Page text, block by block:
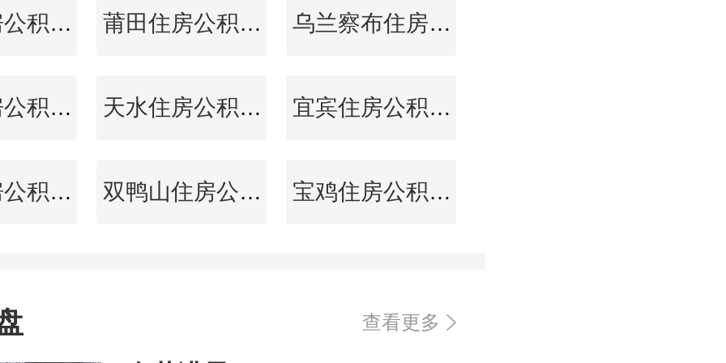
海口住房公积金查询 莆田住房公积金查询 乌兰察布住房公积金查询
泰州住房公积金查询 天水住房公积金查询 宜宾住房公积金查询
临沂住房公积金查询 双鸭山住房公积金查询 宝鸡住房公积金查询
查看更多